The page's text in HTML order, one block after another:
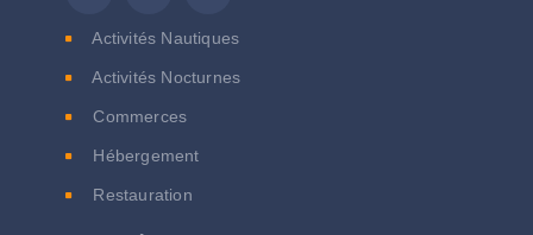
Activités Nautiques
Activités Nocturnes
Commerces
Hébergement
Restauration